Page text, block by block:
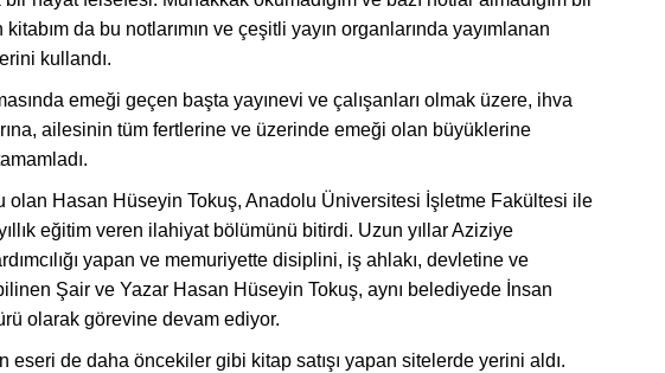
da bu notlarımın ve çeşitli yayın organlarında yayımlanan
kullandı.
emeği geçen başta yayınevi ve çalışanları olmak üzere, ihva
ailesinin tüm fertlerine ve üzerinde emeği olan büyüklerine
olan Hasan Hüseyin Tokuş, Anadolu Üniversitesi İşletme Fakültesi ile
eğitim veren ilahiyat bölümünü bitirdi. Uzun yıllar Aziziye
yapan ve memuriyette disiplini, iş ahlakı, devletine ve
Şair ve Yazar Hasan Hüseyin Tokuş, aynı belediyede İnsan
olarak görevine devam ediyor.
eseri de daha öncekiler gibi kitap satışı yapan sitelerde yerini aldı.